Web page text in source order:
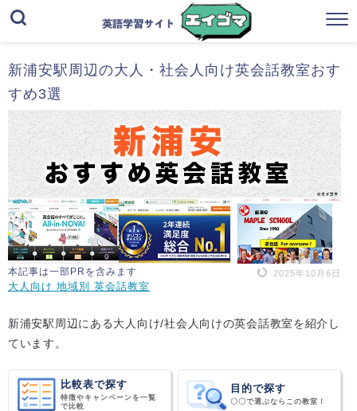
新浦安駅周辺の大人・社会人向け英会話教室おす
すめ3選
本記事は一部PRを含みます 2025年10月6日
大人向け 地域別 英会話教室
新浦安駅周辺にある大人向け/社会人向けの英会話教室を紹介し
ています。
比較表で探す
特徴やキャンペーンを一覧
で比較
目的で探す
〇〇で選ぶならこの教室！